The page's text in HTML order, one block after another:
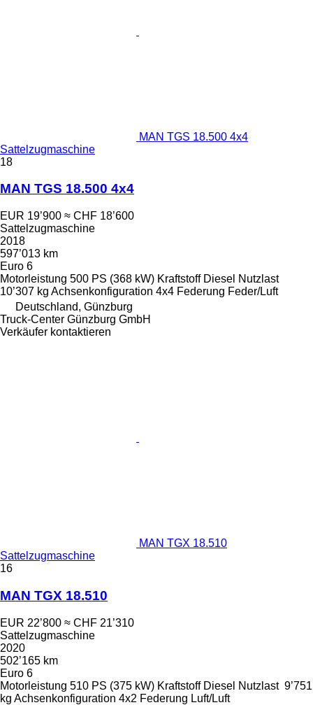
MAN TGS 18.500 4x4
Sattelzugmaschine
18
MAN TGS 18.500 4x4
EUR 19’900 ≈ CHF 18’600
Sattelzugmaschine
2018
597’013 km
Euro 6
Motorleistung 500 PS (368 kW) Kraftstoff Diesel Nutzlast
10’307 kg Achsenkonfiguration 4x4 Federung Feder/Luft
Deutschland, Günzburg
Truck-Center Günzburg GmbH
Verkäufer kontaktieren
MAN TGX 18.510
Sattelzugmaschine
16
MAN TGX 18.510
EUR 22’800 ≈ CHF 21’310
Sattelzugmaschine
2020
502’165 km
Euro 6
Motorleistung 510 PS (375 kW) Kraftstoff Diesel Nutzlast 9’751
kg Achsenkonfiguration 4x2 Federung Luft/Luft